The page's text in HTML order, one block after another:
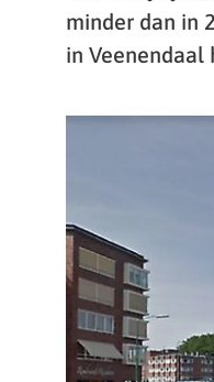
minder dan in
in Veenendaal